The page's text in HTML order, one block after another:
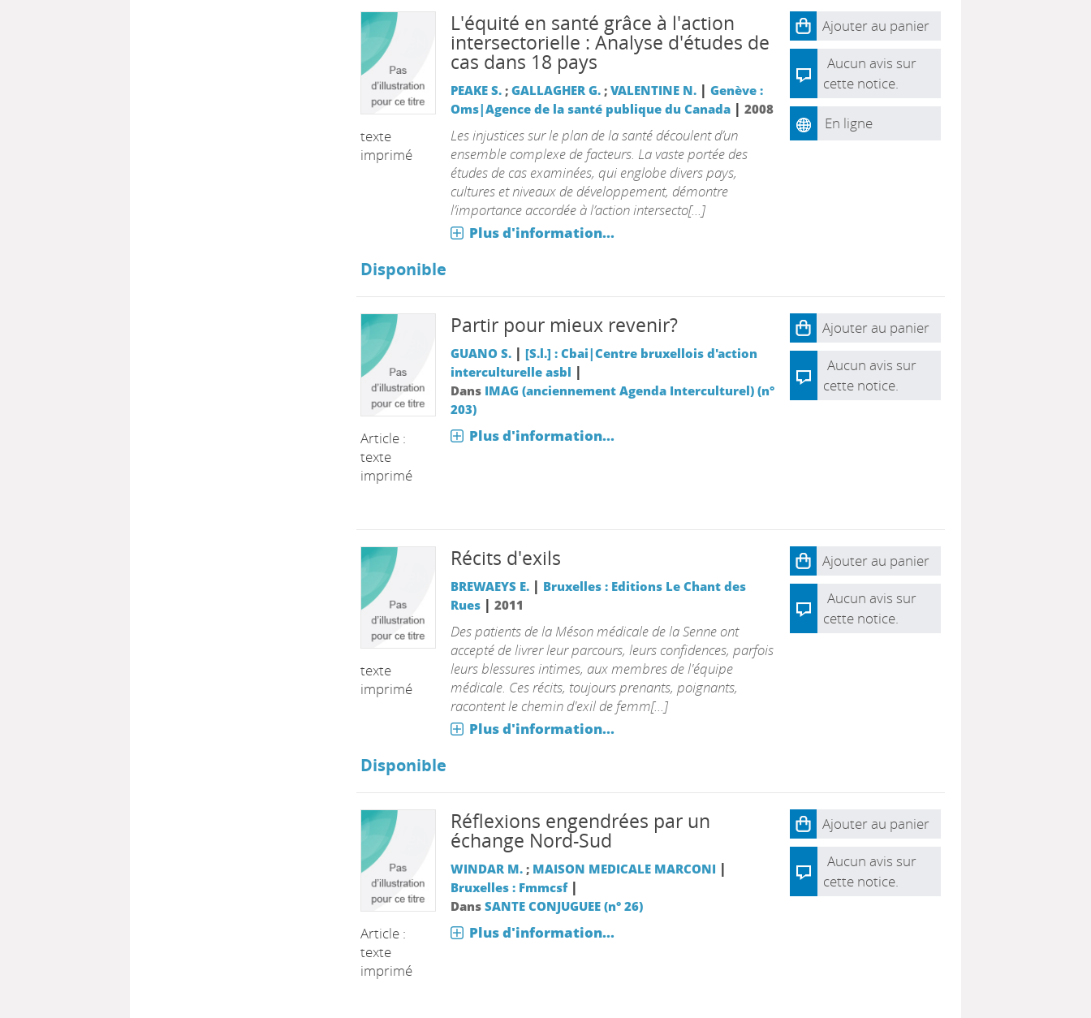
texte
imprimé
L'équité en santé grâce à l'action
intersectorielle : Analyse d'études de
cas dans 18 pays
PEAKE S.; GALLAGHER G.; VALENTINE N. | Genève :
Oms|Agence de la santé publique du Canada| 2008
Les injustices sur le plan de la santé découlent d’un
ensemble complexe de facteurs. La vaste portée des
études de cas examinées, qui englobe divers pays,
cultures et niveaux de développement, démontre
l’importance accordée à l’action intersecto[...]
Plus d'information...
Ajouter au panier
Aucun avis sur
cette notice.
En ligne
Disponible
Article :
texte
imprimé
Partir pour mieux revenir?
GUANO S. | [S.l.] : Cbai|Centre bruxellois d'action
interculturelle asbl |
Dans IMAG (anciennement Agenda Interculturel) (n°
203)
Plus d'information...
Ajouter au panier
Aucun avis sur
cette notice.
texte
imprimé
Récits d'exils
BREWAEYS E. | Bruxelles : Editions Le Chant des
Rues| 2011
Des patients de la Méson médicale de la Senne ont
accepté de livrer leur parcours, leurs confidences, parfois
leurs blessures intimes, aux membres de l'équipe
médicale. Ces récits, toujours prenants, poignants,
racontent le chemin d'exil de femm[...]
Plus d'information...
Ajouter au panier
Aucun avis sur
cette notice.
Disponible
Article :
texte
imprimé
Réflexions engendrées par un
échange Nord-Sud
WINDAR M.; MAISON MEDICALE MARCONI |
Bruxelles : Fmmcsf|
Dans SANTE CONJUGUEE (n° 26)
Plus d'information...
Ajouter au panier
Aucun avis sur
cette notice.